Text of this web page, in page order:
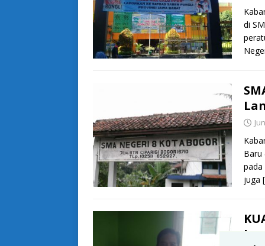
di
Baru
pada
juga